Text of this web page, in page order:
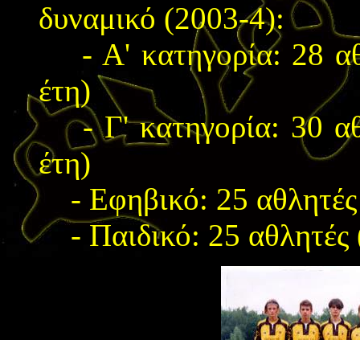
δυναμικό (2003-4):
- Α' κατηγορία: 28
έτη)
- Γ' κατηγορία: 30
έτη)
- Εφηβικό: 25 αθλητές
- Παιδικό: 25 αθλητές